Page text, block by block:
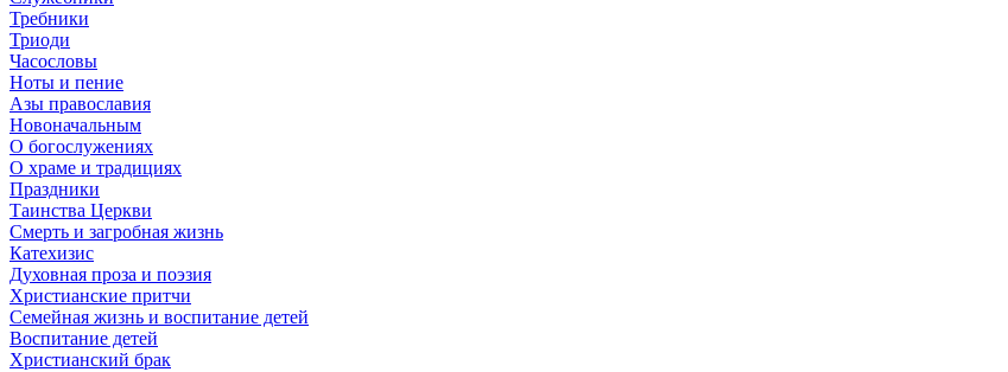
Требники
Триоди
Часословы
Ноты и пение
Азы православия
Новоначальным
О богослужениях
О храме и традициях
Праздники
Таинства Церкви
Смерть и загробная жизнь
Катехизис
Духовная проза и поэзия
Христианские притчи
Семейная жизнь и воспитание детей
Воспитание детей
Христианский брак